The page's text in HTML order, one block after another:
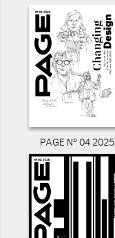
PAGE N° 04 2025